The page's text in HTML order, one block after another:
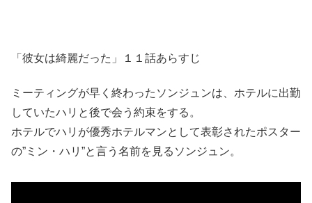
「彼女は綺麗だった」１１話あらすじ
ミーティングが早く終わったソンジュンは、ホテルに出勤
していたハリと後で会う約束をする。
ホテルでハリが優秀ホテルマンとして表彰されたポスター
の”ミン・ハリ”と言う名前を見るソンジュン。